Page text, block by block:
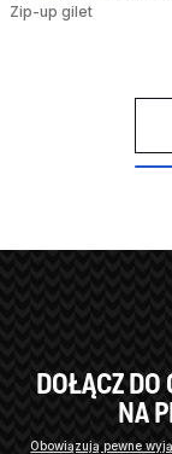
Zip-up gilet
DOŁĄCZ DO
NA
Obowiązują pewne